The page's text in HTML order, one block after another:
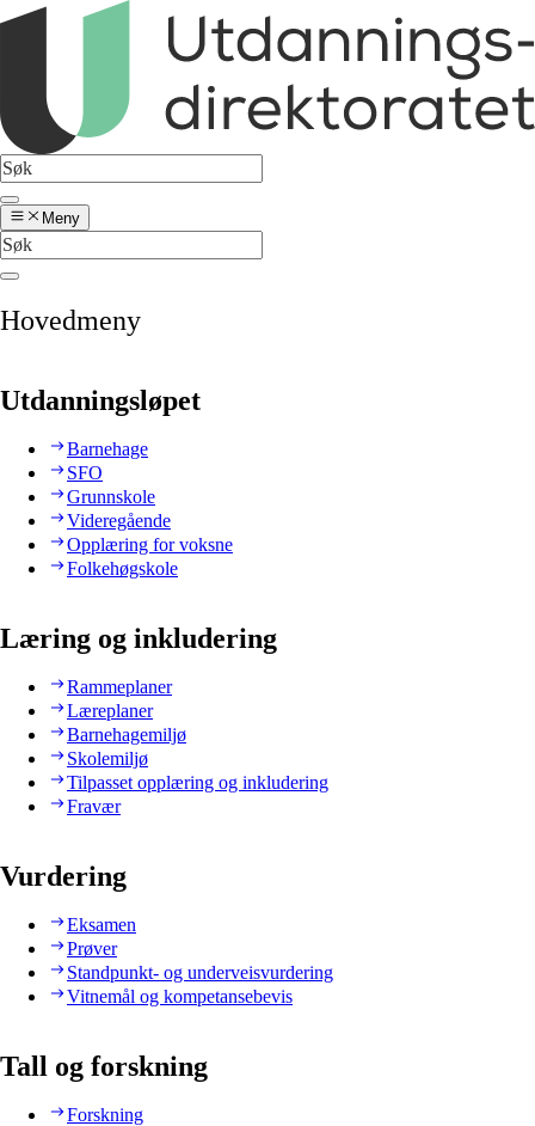
Meny
Hovedmeny
Utdanningsløpet
Barnehage
SFO
Grunnskole
Videregående
Opplæring for voksne
Folkehøgskole
Læring og inkludering
Rammeplaner
Læreplaner
Barnehagemiljø
Skolemiljø
Tilpasset opplæring og inkludering
Fravær
Vurdering
Eksamen
Prøver
Standpunkt- og underveisvurdering
Vitnemål og kompetansebevis
Tall og forskning
Forskning